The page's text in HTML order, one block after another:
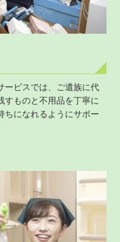
ービスでは、ご遺族に代
すものと不用品を丁寧に
ちになれるようにサポー